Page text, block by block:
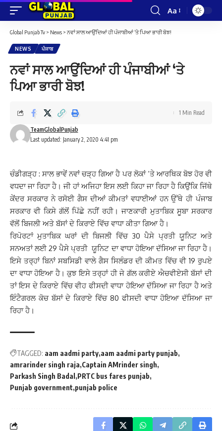
Font
Resizer
Aa
Global Punjab Tv > News > ਨਵਾਂ ਸਾਲ ਆਉਂਦਿਆਂ ਹੀ ਪੰਜਾਬੀਆਂ ‘ਤੇ ਪਿਆ ਭਾਰੀ ਬੋਝ!
NEWS ਪੰਜਾਬ
ਨਵਾਂ ਸਾਲ ਆਉਂਦਿਆਂ ਹੀ ਪੰਜਾਬੀਆਂ ‘ਤੇ
ਪਿਆ ਭਾਰੀ ਬੋਝ!
Last updated: January 2, 2020 4:41 pm
TeamGlobalPunjab
1 Min Read
ਚੰਡੀਗੜ੍ਹ : ਸਾਲ ਭਾਵੇਂ ਨਵਾਂ ਚੜ੍ਹ ਗਿਆ ਹੈ ਪਰ ਲੋਕਾਂ ’ਤੇ ਆਰਥਿਕ ਬੋਝ ਹੋਰ ਵੀ
ਵਧਦਾ ਜਾ ਰਿਹਾ ਹੈ। ਜੀ ਹਾਂ ਅਜਿਹਾ ਇਸ ਲਈ ਕਿਹਾ ਜਾ ਰਿਹਾ ਹੈ ਕਿਉਂਕਿ ਜਿੱਥੇ
ਕੇਂਦਰ ਸਰਕਾਰ ਨੇ ਰਸੋਈ ਗੈਸ ਦੀਆਂ ਕੀਮਤਾਂ ਵਧਾਈਆਂ ਹਨ ਉੱਥੇ ਹੀ ਪੰਜਾਬ
ਸਰਕਾਰ ਵੀ ਕਿਸੇ ਗੱਲੋਂ ਪਿੱਛੇ ਨਹੀਂ ਰਹੀ। ਜਾਣਕਾਰੀ ਮੁਤਾਬਿਕ ਸੂਬਾ ਸਰਕਾਰ
ਵੱਲੋਂ ਬਿਜਲੀ ਅਤੇ ਬੱਸਾਂ ਦੇ ਕਿਰਾਏ ਵਿੱਚ ਵਾਧਾ ਕੀਤਾ ਗਿਆ ਹੈ।
ਰਿਪੋਰਟਾਂ ਮੁਤਾਬਿਕ ਘਰਾਂ ਦੀ ਬਿਜਲੀ ਵਿੱਚ 30 ਪੈਸੇ ਪ੍ਰਤੀ ਯੂਨਿਟ ਅਤੇ
ਸਨਅਤਾਂ ਲਈ 29 ਪੈਸੇ ਪ੍ਰਤੀ ਯੂਨਿਟ ਦਾ ਵਾਧਾ ਹੋਇਆ ਦੱਸਿਆ ਜਾ ਰਿਹਾ ਹੈ।
ਇਸੇ ਤਰ੍ਹਾਂ ਬਿਨਾਂ ਸਬਸਿਡੀ ਵਾਲੇ ਗੈਸ ਸਿਲੰਡਰ ਦੀ ਕੀਮਤ ਵਿੱਚ ਵੀ 19 ਰੁਪਏ
ਦਾ ਵਾਧਾ ਹੋਇਆ ਹੈ। ਕੁਝ ਇਸੇ ਤਰ੍ਹਾਂ ਹੀ ਜੇ ਗੱਲ ਕਰੀਏ ਐਚਵੀਏਸੀ ਬੱਸਾਂ ਦੀ
ਤਾਂ ਇਸ ਦੇ ਕਿਰਾਏ ਵਿੱਚ ਵੀਹ ਫੀਸਦੀ ਵਾਧਾ ਹੋਇਆ ਦੱਸਿਆ ਜਾ ਰਿਹਾ ਹੈ ਅਤੇ
ਇੰਟੈਗਰਲ ਕੋਚ ਬੱਸਾਂ ਦੇ ਕਿਰਾਏ ਵਿੱਚ 80 ਫੀਸਦੀ ਵਾਧਾ ਹੋਇਆ ਦੱਸਿਆ ਜਾ
ਰਿਹਾ ਹੈ।
TAGGED: aam aadmi party aam aadmi party punjab
amrarinder singh raja Captain AMrinder singh
Parkash Singh Badal PRTC bus fares punjab
Punjab government punjab police